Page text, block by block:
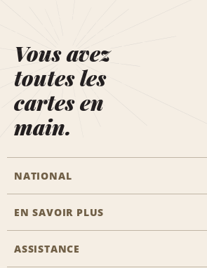
Vous avez
toutes les
cartes en
main.
NATIONAL
Passer une réservation
EN SAVOIR PLUS
Carrière
ASSISTANCE